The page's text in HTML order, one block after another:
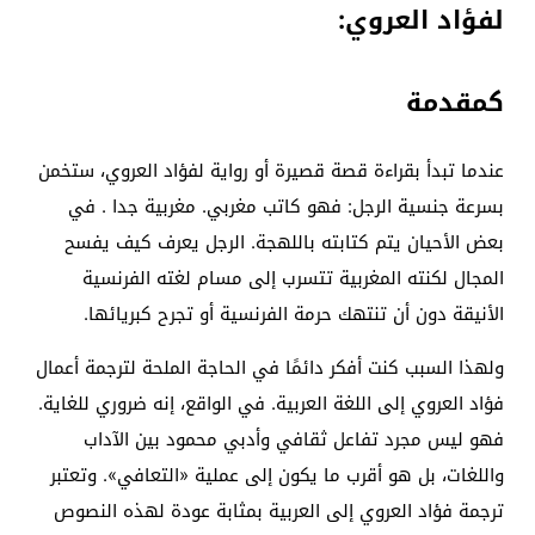
لفؤاد العروي:
كمقدمة
عندما تبدأ بقراءة قصة قصيرة أو رواية لفؤاد العروي، ستخمن
بسرعة جنسية الرجل: فهو كاتب مغربي. مغربية جدا . في
بعض الأحيان يتم كتابته باللهجة. الرجل يعرف كيف يفسح
المجال لكنته المغربية تتسرب إلى مسام لغته الفرنسية
الأنيقة دون أن تنتهك حرمة الفرنسية أو تجرح كبريائها.
ولهذا السبب كنت أفكر دائمًا في الحاجة الملحة لترجمة أعمال
فؤاد العروي إلى اللغة العربية. في الواقع، إنه ضروري للغاية.
فهو ليس مجرد تفاعل ثقافي وأدبي محمود بين الآداب
واللغات، بل هو أقرب ما يكون إلى عملية «التعافي». وتعتبر
ترجمة فؤاد العروي إلى العربية بمثابة عودة لهذه النصوص